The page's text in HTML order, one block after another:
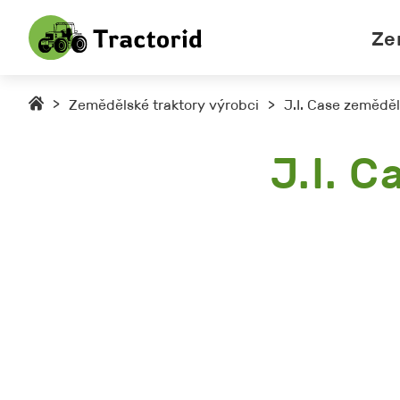
> Zemědělské traktory výrobci > J.I. Case
J.I.